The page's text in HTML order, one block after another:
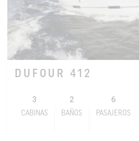
DUFOUR 412
3
CABINAS
2
BAÑOS
6
PASAJEROS